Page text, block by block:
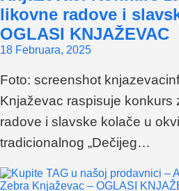
likovne radove i
OGLASI KNJAŽEVAC
18 Februara, 2025
Foto: screenshot
Knjaževac raspisuje konkurs
radove i slavske kolače u
tradicionalnog „Dečijeg…